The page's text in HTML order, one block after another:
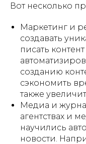
Вот несколько
Маркетинг и
создавать
писать
созданию
сэкономить
также
Медиа и
агентствах и
научились
новости.